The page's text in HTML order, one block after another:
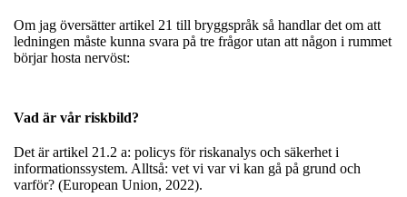
Om jag översätter artikel 21 till bryggspråk så handlar det om att
ledningen måste kunna svara på tre frågor utan att någon i rummet
börjar hosta nervöst:
Vad är vår riskbild?
Det är artikel 21.2 a: policys för riskanalys och säkerhet i
informationssystem. Alltså: vet vi var vi kan gå på grund och
varför? (European Union, 2022).